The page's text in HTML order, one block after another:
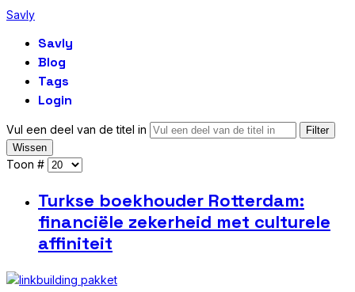
Savly
Savly
Blog
Tags
Login
Vul een deel van de titel in
Filter
Wissen
Toon #
Turkse boekhouder Rotterdam:
financiële zekerheid met culturele
affiniteit